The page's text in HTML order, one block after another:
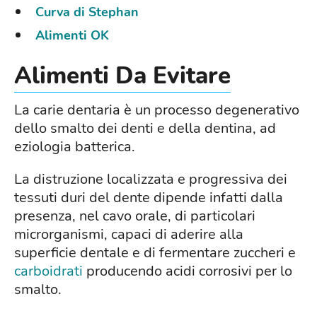
Curva di Stephan
Alimenti OK
Alimenti Da Evitare
La carie dentaria è un processo degenerativo
dello smalto dei denti e della dentina, ad
eziologia batterica.
La distruzione localizzata e progressiva dei
tessuti duri del dente dipende infatti dalla
presenza, nel cavo orale, di particolari
microrganismi, capaci di aderire alla
superficie dentale e di fermentare zuccheri e
carboidrati producendo acidi corrosivi per lo
smalto.